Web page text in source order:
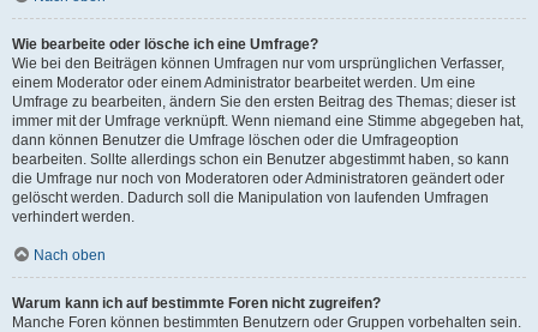
Wie bearbeite oder lösche ich eine Umfrage?
Wie bei den Beiträgen können Umfragen nur vom ursprünglichen Verfasser,
einem Moderator oder einem Administrator bearbeitet werden. Um eine
Umfrage zu bearbeiten, ändern Sie den ersten Beitrag des Themas; dieser ist
immer mit der Umfrage verknüpft. Wenn niemand eine Stimme abgegeben hat,
dann können Benutzer die Umfrage löschen oder die Umfrageoption
bearbeiten. Sollte allerdings schon ein Benutzer abgestimmt haben, so kann
die Umfrage nur noch von Moderatoren oder Administratoren geändert oder
gelöscht werden. Dadurch soll die Manipulation von laufenden Umfragen
verhindert werden.
Nach oben
Warum kann ich auf bestimmte Foren nicht zugreifen?
Manche Foren können bestimmten Benutzern oder Gruppen vorbehalten sein.